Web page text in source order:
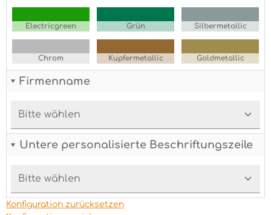
Electricgreen Grün Silbermetallic
Chrom Kupfermetallic Goldmetallic
Firmenname
Untere personalisierte Beschriftungszeile
Konfiguration zurücksetzen